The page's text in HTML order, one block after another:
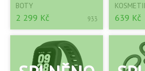
BOTY
2 299 Kč 933 639 Kč